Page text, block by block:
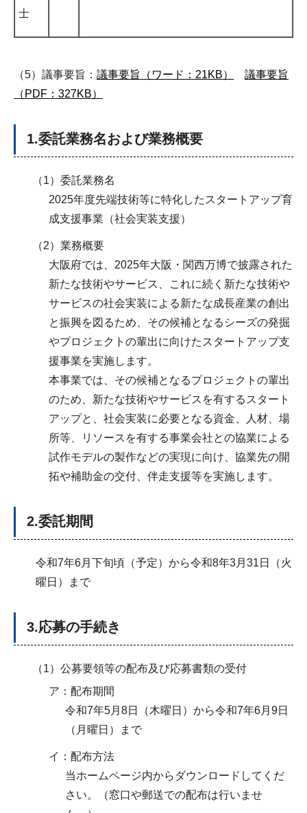
士
（5）議事要旨： 議事要旨（ワード：21KB）
議事要旨
（PDF：327KB）
1.委託業務名および業務概要
（1）委託業務名
2025年度先端技術等に特化したスタートアップ育
成支援事業（社会実装支援）
（2）業務概要
大阪府では、2025年大阪・関西万博で披露された
新たな技術やサービス、これに続く新たな技術や
サービスの社会実装による新たな成長産業の創出
と振興を図るため、その候補となるシーズの発掘
やプロジェクトの輩出に向けたスタートアップ支
援事業を実施します。
本事業では、その候補となるプロジェクトの輩出
のため、新たな技術やサービスを有するスタート
アップと、社会実装に必要となる資金、人材、場
所等、リソースを有する事業会社との協業による
試作モデルの製作などの実現に向け、協業先の開
拓や補助金の交付、伴走支援等を実施します。
2.委託期間
令和7年6月下旬頃（予定）から令和8年3月31日（火
曜日）まで
3.応募の手続き
（1）公募要領等の配布及び応募書類の受付
ア：配布期間
令和7年5月8日（木曜日）から令和7年6月9日
（月曜日）まで
イ：配布方法
当ホームページ内からダウンロードしてくだ
さい。（窓口や郵送での配布は行いませ